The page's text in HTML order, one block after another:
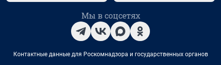
Мы в соцсетях
Контактные данные для Роскомнадзора и государственных органов